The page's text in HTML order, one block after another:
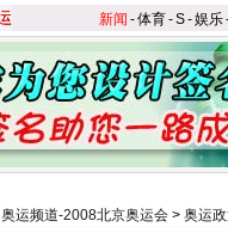
新闻 -体育-S-娱乐
奥运频道-2008北京奥运会 > 奥运